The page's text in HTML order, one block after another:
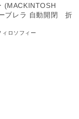
(MACKINTOSH
ブレラ 自動開閉 折
ィロソフィー